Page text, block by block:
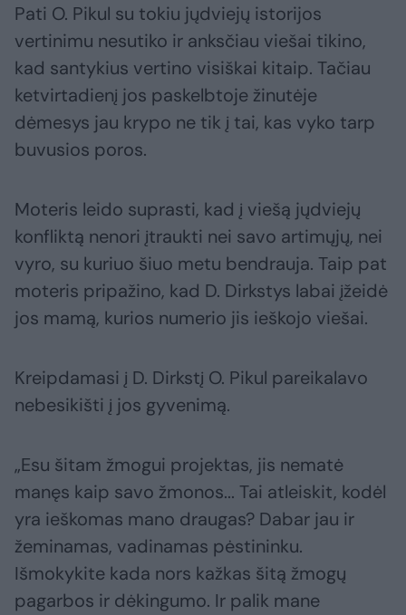
Pati O. Pikul su tokiu jųdviejų istorijos
vertinimu nesutiko ir anksčiau viešai tikino,
kad santykius vertino visiškai kitaip. Tačiau
ketvirtadienį jos paskelbtoje žinutėje
dėmesys jau krypo ne tik į tai, kas vyko tarp
buvusios poros.
Moteris leido suprasti, kad į viešą jųdviejų
konfliktą nenori įtraukti nei savo artimųjų, nei
vyro, su kuriuo šiuo metu bendrauja. Taip pat
moteris pripažino, kad D. Dirkstys labai įžeidė
jos mamą, kurios numerio jis ieškojo viešai.
Kreipdamasi į D. Dirkstį O. Pikul pareikalavo
nebesikišti į jos gyvenimą.
„Esu šitam žmogui projektas, jis nematė
manęs kaip savo žmonos... Tai atleiskit, kodėl
yra ieškomas mano draugas? Dabar jau ir
žeminamas, vadinamas pėstininku.
Išmokykite kada nors kažkas šitą žmogų
pagarbos ir dėkingumo. Ir palik mane